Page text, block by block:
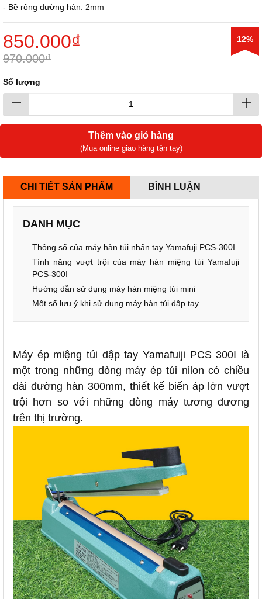
- Bề rộng đường hàn: 2mm
850.000₫
970.000₫
12%
Số lượng
Thêm vào giỏ hàng
(Mua online giao hàng tận tay)
CHI TIẾT SẢN PHẨM BÌNH LUẬN
DANH MỤC
Thông số của máy hàn túi nhấn tay Yamafuji PCS-300I
Tính năng vượt trội của máy hàn miệng túi Yamafuji
PCS-300I
Hướng dẫn sử dụng máy hàn miệng túi mini
Một số lưu ý khi sử dụng máy hàn túi dập tay
Máy ép miệng túi dập tay Yamafuiji PCS 300I là
một trong những dòng máy ép túi nilon có chiều
dài đường hàn 300mm, thiết kế biến áp lớn vượt
trội hơn so với những dòng máy tương đương
trên thị trường.